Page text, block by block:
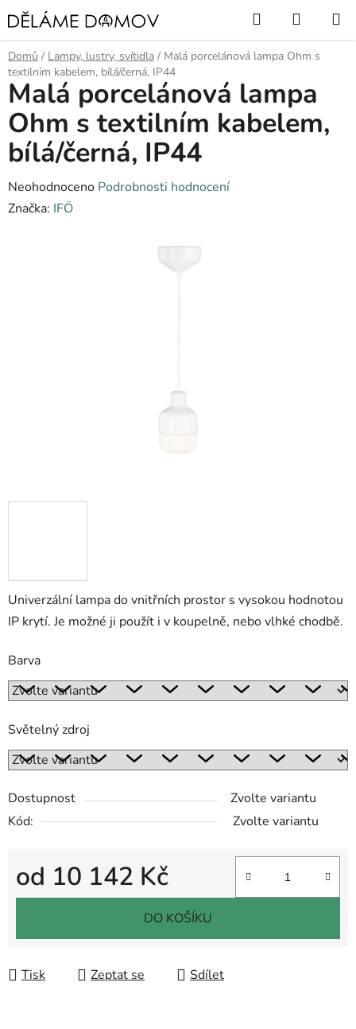
Přejít
na
obsah
Hledat
KOŠÍK
Domů / Lampy, lustry, svítidla / Malá porcelánová lampa Ohm s
textilním kabelem, bílá/černá, IP44
Univerzální lampa do vnitřních prostor s vysokou hodnotou
IP krytí. Je možné ji použít i v koupelně, nebo vlhké chodbě.
Barva
Světelný zdroj
Dostupnost
Zvolte variantu
Kód:
Zvolte variantu
od 10 142 Kč
Měrná cena:
DO KOŠÍKU
Tisk Zeptat se Sdílet
Malá porcelánová lampa
Ohm s textilním kabelem,
bílá/černá, IP44
Průměrné
hodnocení
Neohodnoceno Podrobnosti hodnocení
Značka: IFÖ